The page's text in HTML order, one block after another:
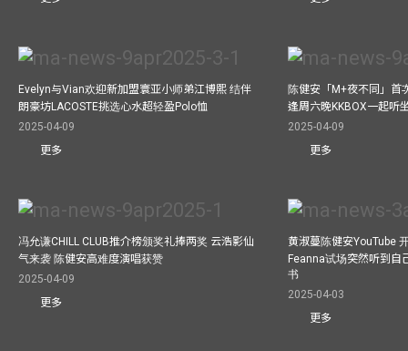
Evelyn与Vian欢迎新加盟寰亚小师弟江博熙 结伴
朗豪坊LACOSTE挑选心水超轻盈Polo恤
2025-04-09
更多
陈健安「M+夜不同」首
逢周六晚KKBOX一起听
2025-04-09
更多
冯允谦CHILL CLUB推介榜颁奖礼捧两奖 云浩影仙
气来袭 陈健安高难度演唱获赞
2025-04-09
更多
黄淑蔓陈健安YouTube
Feanna试场突然听到自
书
2025-04-03
更多